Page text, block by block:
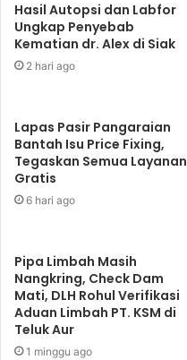
Hasil Autopsi dan Labfor
Ungkap Penyebab
Kematian dr. Alex di Siak
2 hari ago
Lapas Pasir Pangaraian
Bantah Isu Price Fixing,
Tegaskan Semua Layanan
Gratis
6 hari ago
Pipa Limbah Masih
Nangkring, Check Dam
Mati, DLH Rohul Verifikasi
Aduan Limbah PT. KSM di
Teluk Aur
1 minggu ago